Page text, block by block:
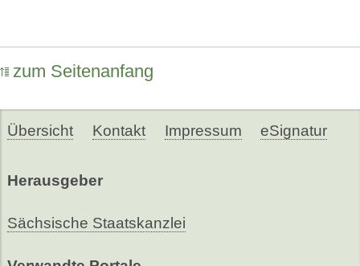
zum Seitenanfang
Übersicht Kontakt Impressum eSignatur
Herausgeber
Sächsische Staatskanzlei